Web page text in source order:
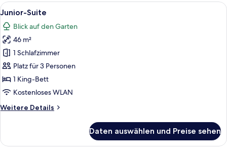
Alle
Fotos
für
Junior-
Suite
anzeigen
Ein Bett mit Baldachin, eine weiße
5
Junior-Suite
Blick auf den Garten
46 m²
1 Schlafzimmer
Platz für 3 Personen
1 King-Bett
Kostenloses WLAN
Weitere Details
Weitere
Suite
Daten auswählen und Preise sehen